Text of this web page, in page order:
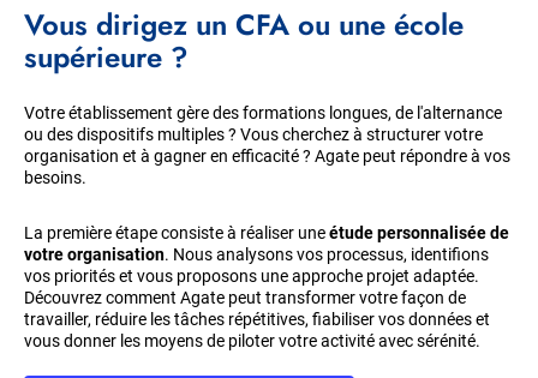
Vous dirigez un CFA ou une école
supérieure ?
Votre établissement gère des formations longues, de l'alternance
ou des dispositifs multiples ? Vous cherchez à structurer votre
organisation et à gagner en efficacité ? Agate peut répondre à vos
besoins.
La première étape consiste à réaliser uneétude personnalisée de
votre organisation. Nous analysons vos processus, identifions
vos priorités et vous proposons une approche projet adaptée.
Découvrez comment Agate peut transformer votre façon de
travailler, réduire les tâches répétitives, fiabiliser vos données et
vous donner les moyens de piloter votre activité avec sérénité.